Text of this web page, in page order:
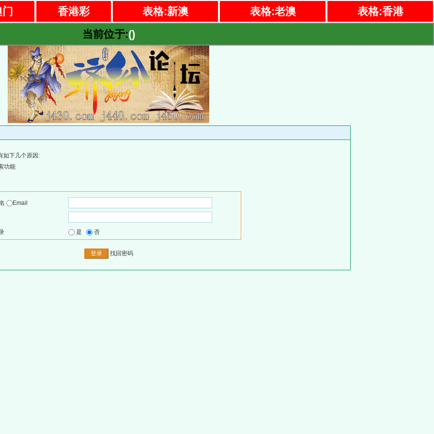
香港彩 表格:新澳 表格:老澳
表格:香港
当前位于:()
如下几个原因:
功能
Email
是 否
找回密码